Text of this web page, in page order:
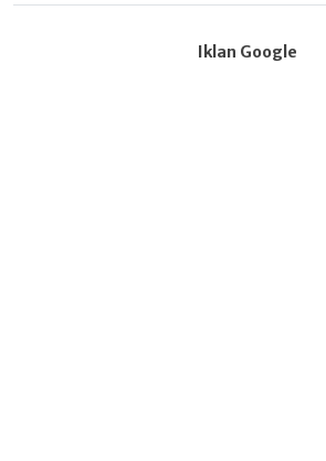
Iklan Google